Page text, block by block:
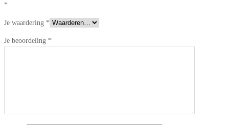
*
Je waardering *
Je beoordeling *